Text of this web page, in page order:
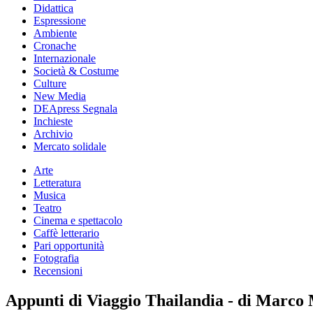
Didattica
Espressione
Ambiente
Cronache
Internazionale
Società & Costume
Culture
New Media
DEApress Segnala
Inchieste
Archivio
Mercato solidale
Arte
Letteratura
Musica
Teatro
Cinema e spettacolo
Caffè letterario
Pari opportunità
Fotografia
Recensioni
Appunti di Viaggio Thailandia - di Marco